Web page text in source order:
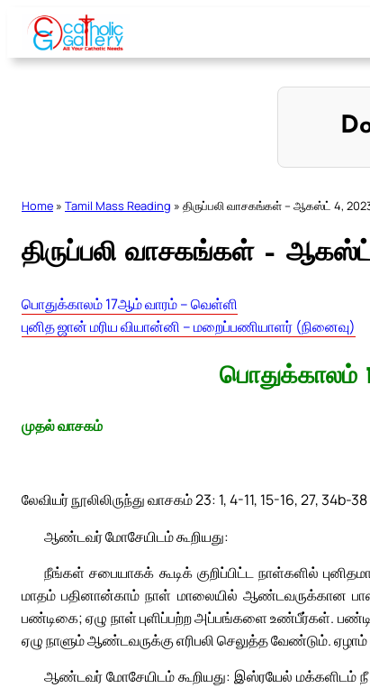
Skip
content
Home » Tamil Mass Reading » திருப்பலி வாசகங்கள் – ஆகஸ்ட் 4,
திருப்பலி வாசகங்கள் –
பொதுக்காலம் 17ஆம் வாரம் – வெள்ளி
புனித ஜான் மரிய வியான்னி – மறைப்பணியாளர் (நினைவு)
பொதுக்காலம்
முதல் வாசகம்
லேவியர் நூலிலிருந்து வாசகம் 23: 1, 4-11, 15-16, 27, 34b-38
ஆண்டவர் மோசேயிடம் கூறியது:
நீங்கள் சபையாகக் கூடிக் குறிப்பிட்ட நாள்களில்
மாதம் பதினான்காம் நாள் மாலையில் ஆண்டவருக்கான
பண்டிகை; ஏழு நாள் புளிப்பற்ற அப்பங்களை உண்பீர்கள்.
ஏழு நாளும் ஆண்டவருக்கு எரிபலி செலுத்த வேண்டும்.
ஆண்டவர் மோசேயிடம் கூறியது: இஸ்ரயேல் மக்களிடம்